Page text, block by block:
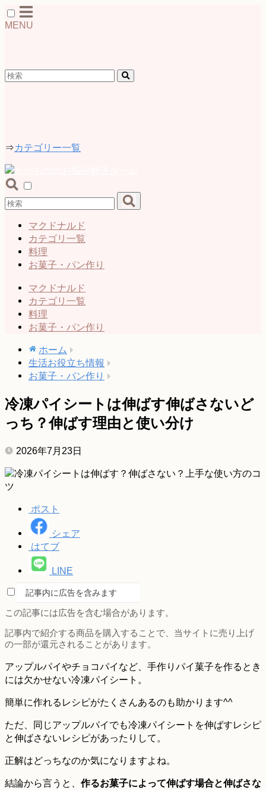
MENU
⇒カテゴリー一覧
マクドナルド
カテゴリ一覧
料理
お菓子・パン作り
マクドナルド
カテゴリ一覧
料理
お菓子・パン作り
ホーム
生活お役立ち情報
お菓子・パン作り
冷凍パイシートは伸ばす伸ばさないど
っち？伸ばす理由と使い分け
2026年7月23日
ポスト
シェア
はてブ
LINE
記事内に広告を含みます
この記事には広告を含む場合があります。
記事内で紹介する商品を購入することで、当サイトに売り上げ
の一部が還元されることがあります。
アップルパイやチョコパイなど、手作りパイ菓子を作るとき
には欠かせない冷凍パイシート。
簡単に作れるレシピがたくさんあるのも助かります^^
ただ、同じアップルパイでも冷凍パイシートを伸ばすレシピ
と伸ばさないレシピがあったりして。
正解はどっちなのか気になりますよね。
結論から言うと、 作るお菓子によって伸ばす場合と伸ばさな